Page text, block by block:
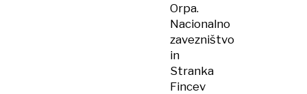
Orpa.
Nacionalno
zavezništvo
in
Stranka
Fincev